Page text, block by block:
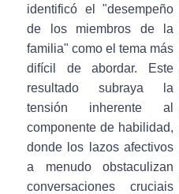
identificó el "desempeño
de los miembros de la
familia" como el tema más
difícil de abordar. Este
resultado subraya la
tensión inherente al
componente de habilidad,
donde los lazos afectivos
a menudo obstaculizan
conversaciones cruciais